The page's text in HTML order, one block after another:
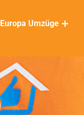
Europa Umzüge